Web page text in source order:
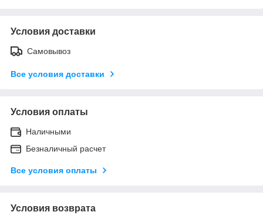
Условия доставки
Самовывоз
Все условия доставки
Условия оплаты
Наличными
Безналичный расчет
Все условия оплаты
Условия возврата